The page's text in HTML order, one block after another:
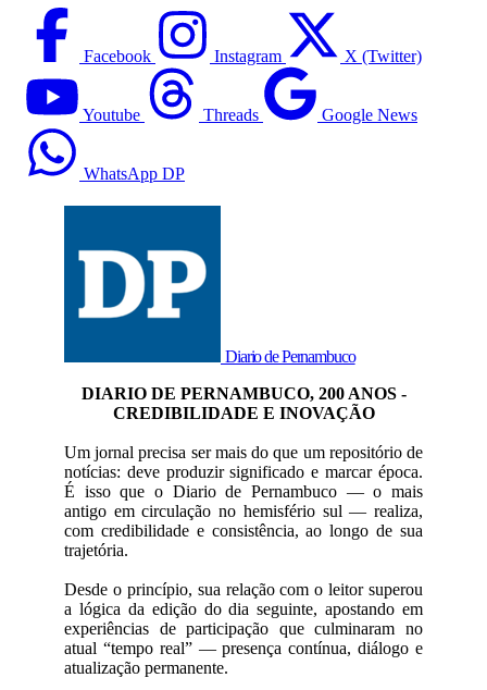
Facebook Instagram X (Twitter)
Youtube Threads Google News
WhatsApp DP
Diario de Pernambuco
DIARIO DE PERNAMBUCO, 200 ANOS -
CREDIBILIDADE E INOVAÇÃO
Um jornal precisa ser mais do que um repositório de
notícias: deve produzir significado e marcar época.
É isso que o Diario de Pernambuco — o mais
antigo em circulação no hemisfério sul — realiza,
com credibilidade e consistência, ao longo de sua
trajetória.
Desde o princípio, sua relação com o leitor superou
a lógica da edição do dia seguinte, apostando em
experiências de participação que culminaram no
atual “tempo real” — presença contínua, diálogo e
atualização permanente.